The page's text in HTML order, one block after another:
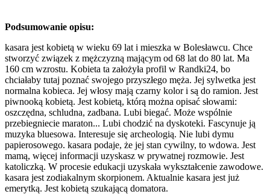
Podsumowanie opisu:
kasara jest kobietą w wieku 69 lat i mieszka w Bolesławcu. Chce
stworzyć związek z mężczyzną mającym od 68 lat do 80 lat. Ma
160 cm wzrostu. Kobieta ta założyła profil w Randki24, bo
chciałaby tutaj poznać swojego przyszłego męża. Jej sylwetka jest
normalna kobieca. Jej włosy mają czarny kolor i są do ramion. Jest
piwnooką kobietą. Jest kobietą, którą można opisać słowami:
oszczędna, schludna, zadbana. Lubi biegać. Może wspólnie
przebiegniecie maraton... Lubi chodzić na dyskoteki. Fascynuje ją
muzyka bluesowa. Interesuje się archeologią. Nie lubi dymu
papierosowego. kasara podaje, że jej stan cywilny, to wdowa. Jest
mamą, więcej informacji uzyskasz w prywatnej rozmowie. Jest
katoliczką. W procesie edukacji uzyskała wykształcenie zawodowe.
kasara jest zodiakalnym skorpionem. Aktualnie kasara jest już
emerytką. Jest kobietą szukającą domatora.